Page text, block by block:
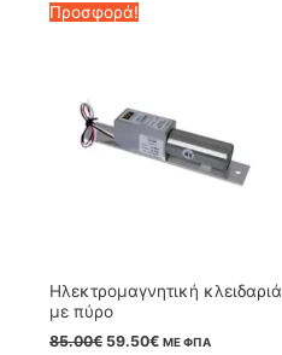
Προσφορά!
Ηλεκτρομαγνητική κλειδαριά
με πύρο
85.00€ Original
59.50€ΗΜΕ ΦΠΑ